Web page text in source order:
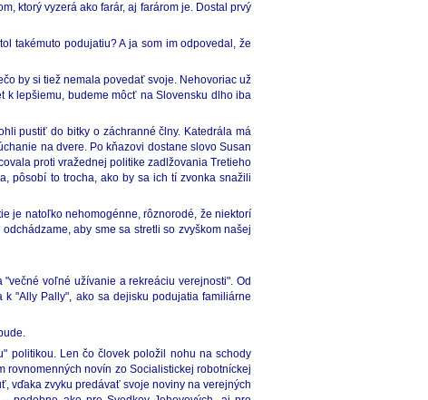
ktorý vyzerá ako farár, aj farárom je. Dostal prvý
takémuto podujatiu? A ja som im odpovedal, že
by si tiež nemala povedať svoje. Nehovoriac už
k lepšiemu, budeme môcť na Slovensku dlho iba
pustiť do bitky o záchranné člny. Katedrála má
na dvere. Po kňazovi dostane slovo Susan
proti vražednej politike zadlžovania Tretieho
pôsobí to trocha, ako by sa ich tí zvonka snažili
je natoľko nehomogénne, rôznorodé, že niektorí
aby sme sa stretli so zvyškom našej
voľné užívanie a rekreáciu verejnosti". Od
"Ally Pally", ako sa dejisku podujatia familiárne
politikou. Len čo človek položil nohu na schody
rovnomenných novín zo Socialistickej robotníckej
vďaka zvyku predávať svoje noviny na verejných